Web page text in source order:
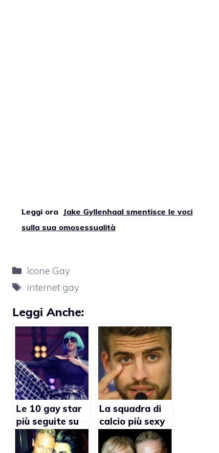
Leggi ora
Jake Gyllenhaal smentisce le voci
sulla sua omosessualità
Categorie
Icone Gay
Tag
internet gay
Leggi Anche:
Le 10 gay star
più seguite su
Twitter
La squadra di
calcio più sexy
secondo
Ociogay.com